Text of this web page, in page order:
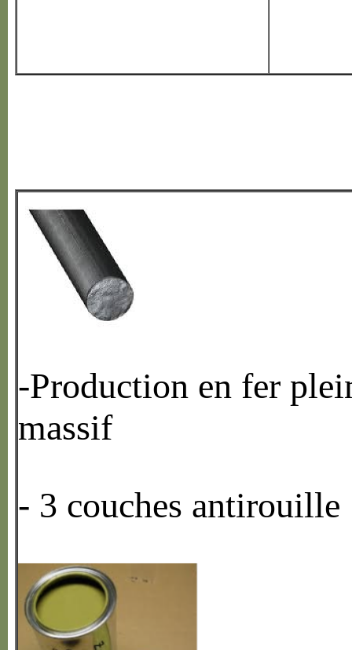
-Production en fer
massif
- 3 couches antirouille